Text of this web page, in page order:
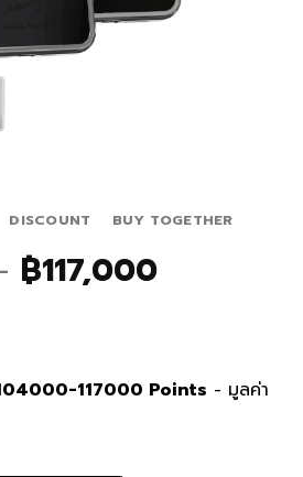
DISCOUNT BUY TOGETHER
฿117,000Price
฿117,000
117000 Points - มูลค่า